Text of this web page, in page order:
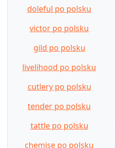
doleful po polsku
victor po polsku
gild po polsku
livelihood po polsku
cutlery po polsku
tender po polsku
tattle po polsku
chemise po polsku